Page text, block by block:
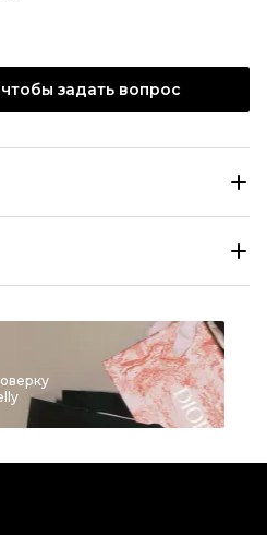
задать вопрос